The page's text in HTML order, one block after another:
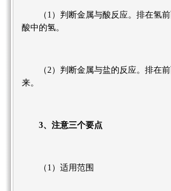
（1）判断金属与酸反应。排在氢
酸中的氢。
（2）判断金属与盐的反应。排在
来。
3、注意三个要点
（1）适用范围